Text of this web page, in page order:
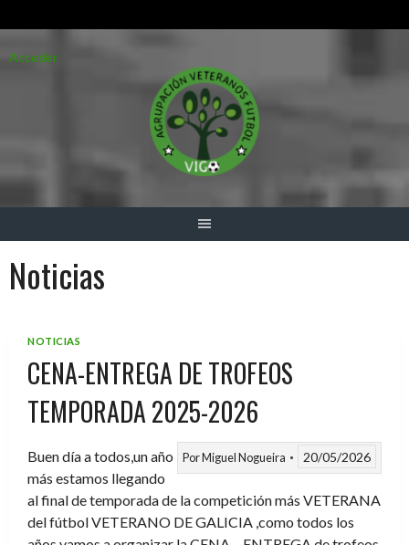
alAcceder
Noticias
NOTICIAS
CENA-ENTREGA DE TROFEOS
TEMPORADA 2025-2026
PorMiguel Nogueira 20/05/2026
Buen día a todos,un año
más estamos llegando
al final de temporada de la competición más VETERANA
del fútbol VETERANO DE GALICIA ,como todos los